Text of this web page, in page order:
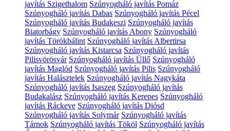
javítás Szigethalom Szúnyogháló javítás Pomáz
Szúnyogháló javítás Dabas Szúnyogháló javítás Pécel
Szúnyogháló javítás Budakeszi Szúnyogháló javítás
Biatorbágy Szúnyogháló javítás Abony Szúnyogháló
javítás Törökbálint Szúnyogháló javítás Albertirsa
Szúnyogháló javítás Kistarcsa Szúnyogháló javítás
Pilisvörösvár Szúnyogháló javítás Üllő Szúnyogháló
javítás Maglód Szúnyogháló javítás Pilis Szúnyogháló
javítás Halásztelek Szúnyogháló javítás Nagykáta
Szúnyogháló javítás Isaszeg Szúnyogháló javítás
Budakalász Szúnyogháló javítás Kerepes Szúnyogháló
javítás Ráckeve Szúnyogháló javítás Diósd
Szúnyogháló javítás Solymár Szúnyogháló javítás
Tárnok Szúnyogháló javítás Tököl Szúnyogháló javítás